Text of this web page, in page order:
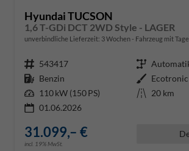
Hyundai TUCSON
1,6 T-GDi DCT 2WD Style - LAGER
unverbindliche Lieferzeit: 3 Wochen Fahrzeug mit
Fahrzeugnr. 543417 Getriebe
Kraftstoff Benzin Außenfarbe
Leistung 110 kW (150 PS) Kilometerstand 20 km
01.06.2026
31.099,– €
incl. 19% MwSt.